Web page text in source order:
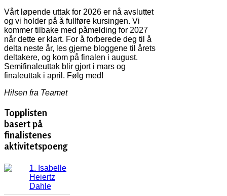
Vårt løpende uttak for 2026 er nå avsluttet
og vi holder på å fullføre kursingen. Vi
kommer tilbake med påmelding for 2027
når dette er klart. For å forberede deg til å
delta neste år, les gjerne bloggene til årets
deltakere, og kom på finalen i august.
Semifinaleuttak blir gjort i mars og
finaleuttak i april. Følg med!
Hilsen fra Teamet
Topplisten
basert på
finalistenes
aktivitetspoeng
1. Isabelle
Heiertz
Dahle